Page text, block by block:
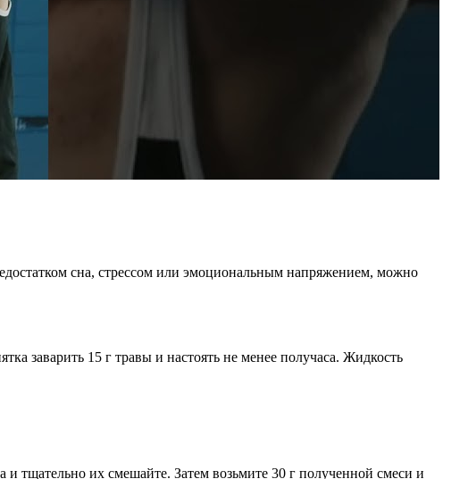
сна, стрессом или эмоциональным напряжением, можно
заварить 15 г травы и настоять не менее получаса. Жидкость
тщательно их смешайте. Затем возьмите 30 г полученной смеси и